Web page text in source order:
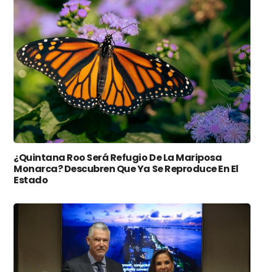
¿Quintana Roo Será Refugio De La Mariposa
Monarca? Descubren Que Ya Se Reproduce En El
Estado